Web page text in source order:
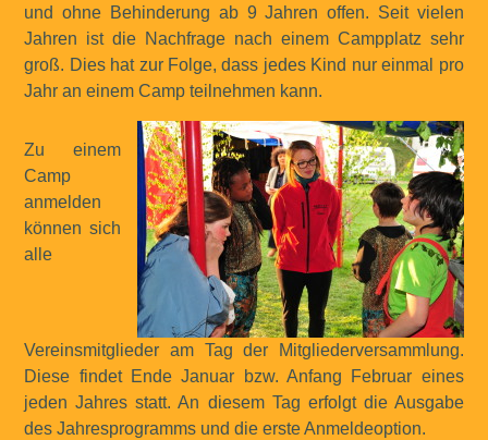
und ohne Behinderung ab 9 Jahren offen. Seit vielen
Jahren ist die Nachfrage nach einem Campplatz sehr
groß. Dies hat zur Folge, dass jedes Kind nur einmal pro
Jahr an einem Camp teilnehmen kann.
Zu einem
Camp
anmelden
können sich
alle
Vereinsmitglieder am Tag der Mitgliederversammlung.
Diese findet Ende Januar bzw. Anfang Februar eines
jeden Jahres statt. An diesem Tag erfolgt die Ausgabe
des Jahresprogramms und die erste Anmeldeoption.